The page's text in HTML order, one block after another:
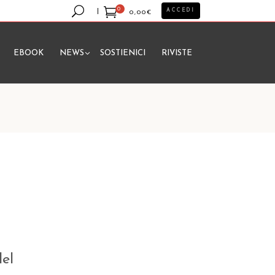
0
0,00€
prodotto nel carrello.
ACCEDI
EBOOK NEWS SOSTIENICI RIVISTE